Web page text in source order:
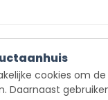
cookies om
Daarnaast